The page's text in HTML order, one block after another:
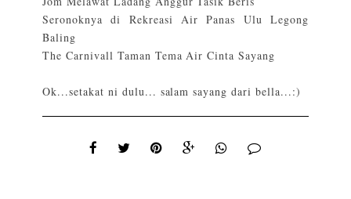
Seronoknya di Rekreasi Air Panas Ulu Legong
Baling
The Carnivall Taman Tema Air Cinta Sayang
Ok...setakat ni dulu... salam sayang dari bella...:)